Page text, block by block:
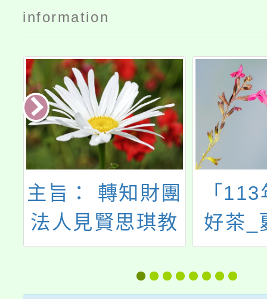
information
主旨： 轉知財團
法人見賢思琪教
育基金會辦理
113年度「品德
「
好茶_